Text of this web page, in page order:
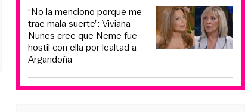
“No la menciono porque me
trae mala suerte”: Viviana
Nunes cree que Neme fue
hostil con ella por lealtad a
Argandoña